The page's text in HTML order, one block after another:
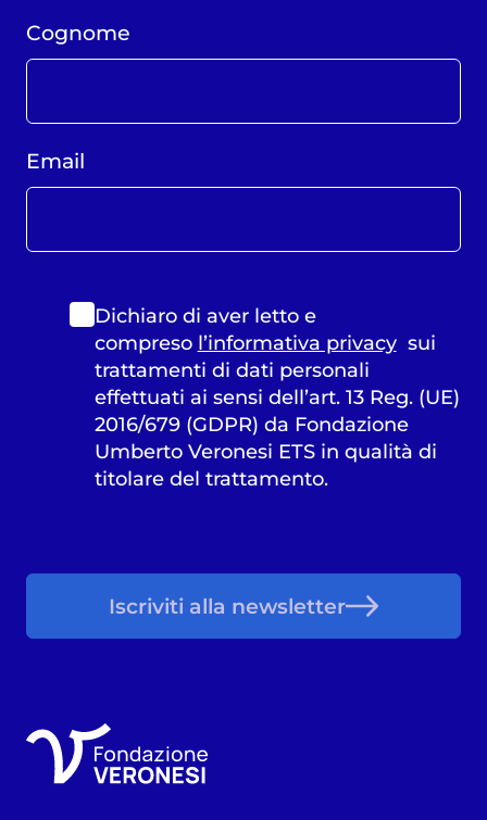
Cognome
Email
Dichiaro di aver letto e
compreso l’informativa privacysui
trattamenti di dati personali
effettuati ai sensi dell’art. 13 Reg. (UE)
2016/679 (GDPR) da Fondazione
Umberto Veronesi ETS in qualità di
titolare del trattamento.
Iscriviti alla newsletter